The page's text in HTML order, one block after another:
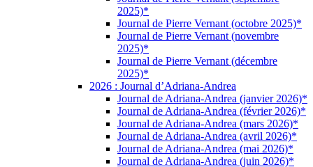
2025)*
Journal de Pierre Vernant (octobre 2025)*
Journal de Pierre Vernant (novembre
2025)*
Journal de Pierre Vernant (décembre
2025)*
2026 : Journal d’Adriana-Andrea
Journal de Adriana-Andrea (janvier 2026)*
Journal de Adriana-Andrea (février 2026)*
Journal de Adriana-Andrea (mars 2026)*
Journal de Adriana-Andrea (avril 2026)*
Journal de Adriana-Andrea (mai 2026)*
Journal de Adriana-Andrea (juin 2026)*